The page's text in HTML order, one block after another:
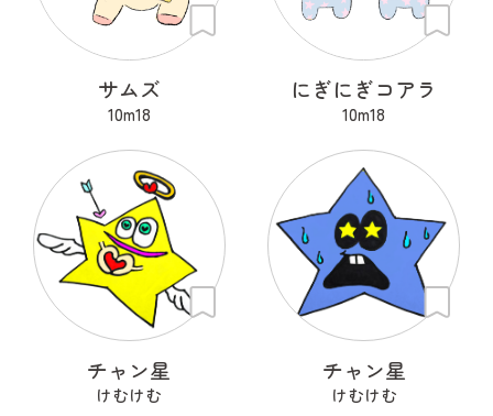
サムズ
10m18
にぎにぎコアラ
10m18
チャン星
けむけむ
チャン星
けむけむ